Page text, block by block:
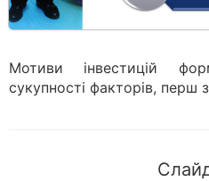
Мотиви інвестицій
сукупності факторів, перш